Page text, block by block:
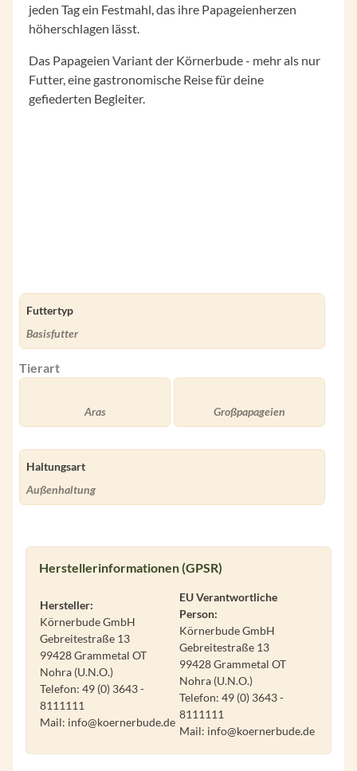
jeden Tag ein Festmahl, das ihre Papageienherzen
höherschlagen lässt.
Das Papageien Variant der Körnerbude - mehr als nur
Futter, eine gastronomische Reise für deine
gefiederten Begleiter.
Futtertyp
Basisfutter
Tierart
Aras Großpapageien
Haltungsart
Außenhaltung
Herstellerinformationen (GPSR)
Hersteller:
Körnerbude GmbH
Gebreitestraße 13
99428 Grammetal OT
Nohra (U.N.O.)
Telefon: 49 (0) 3643 -
8111111
Mail: info@koernerbude.de
EU Verantwortliche
Person:
Körnerbude GmbH
Gebreitestraße 13
99428 Grammetal OT
Nohra (U.N.O.)
Telefon: 49 (0) 3643 -
8111111
Mail: info@koernerbude.de